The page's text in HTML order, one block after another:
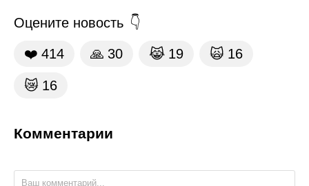
Оцените новость
❤️ 414 🙏 30 😹 19 🙀 16
😿 16
Комментарии